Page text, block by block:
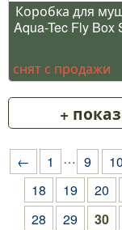
Коробка для
Aqua-Tec Fly Box
снят с продажи
+
← 1 … 9 10
18
19 20
28
29 30